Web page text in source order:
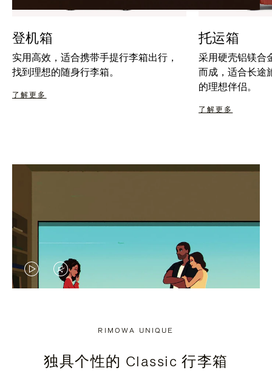
登机箱
实用高效，适合携带手提行李箱出行，
找到理想的随身行李箱。
了解更多
托运箱
采用硬壳铝镁合
而成，适合长途
的理想伴侣。
了解更多
视
停，
视
音，
RIMOWA UNIQUE
独具个性的 Classic 行李箱